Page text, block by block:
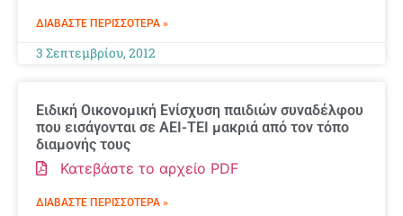
ΔΙΑΒΆΣΤΕ ΠΕΡΙΣΣΌΤΕΡΑ »
3 Σεπτεμβρίου, 2012
Ειδική Οικονομική Ενίσχυση παιδιών συναδέλφου
που εισάγονται σε ΑΕΙ-ΤΕΙ μακριά από τον τόπο
διαμονής τους
Κατεβάστε το αρχείο PDF
ΔΙΑΒΆΣΤΕ ΠΕΡΙΣΣΌΤΕΡΑ »